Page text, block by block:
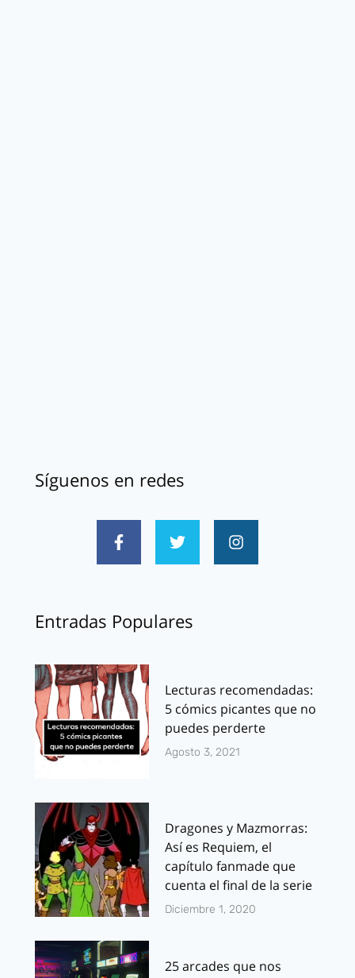
Síguenos en redes
Entradas Populares
Lecturas recomendadas:
5 cómics picantes que no
puedes perderte
Agosto 3, 2021
Dragones y Mazmorras:
Así es Requiem, el
capítulo fanmade que
cuenta el final de la serie
Diciembre 1, 2020
25 arcades que nos